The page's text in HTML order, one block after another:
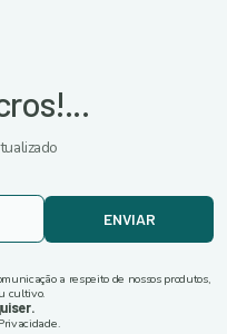
ENVIAR
a respeito de nossos produtos,
cultivo.